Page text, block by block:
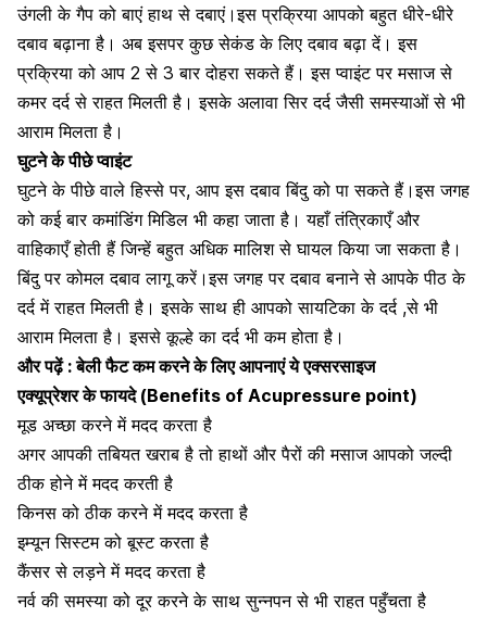
उंगली के गैप को बाएं हाथ से दबाएं।इस प्रक्रिया आपको बहुत धीरे-धीरे
दबाव बढ़ाना है। अब इसपर कुछ सेकंड के लिए दबाव बढ़ा दें। इस
प्रक्रिया को आप 2 से 3 बार दोहरा सकते हैं। इस प्वाइंट पर मसाज से
कमर दर्द से राहत मिलती है। इसके अलावा सिर दर्द जैसी समस्याओं से भी
आराम मिलता है।
घुटने के पीछे प्वाइंट
घुटने के पीछे वाले हिस्से पर, आप इस दबाव बिंदु को पा सकते हैं।इस जगह
को कई बार कमांडिंग मिडिल भी कहा जाता है। यहाँ तंत्रिकाएँ और
वाहिकाएँ होती हैं जिन्हें बहुत अधिकमालिशसे घायल किया जा सकता है।
बिंदु पर कोमल दबाव लागू करें।इस जगह पर दबाव बनाने से आपके पीठ के
दर्द में राहत मिलती है। इसके साथ ही आपको सायटिका के दर्द ,से भी
आराम मिलता है। इससे कूल्हे का दर्द भी कम होता है।
और पढ़ें :बेली फैट कम करने के लिए आपनाएं ये एक्सरसाइज
एक्यूप्रेशर के फायदे (Benefits of Acupressure point)
मूड अच्छा करने में मदद करता है
अगर आपकी तबियत खराब है तो हाथों और पैरों की मसाज आपको जल्दी
ठीक होने में मदद करती है
किनस को ठीक करने में मदद करता है
इम्यून सिस्टमको बूस्ट करता है
कैंसर से लड़ने में मदद करता है
नर्व की समस्या को दूर करने के साथ सुन्नपन से भी राहत पहुँचता है